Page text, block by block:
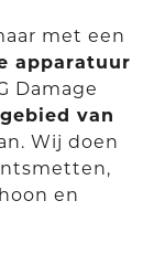
met een
apparatuur
Damage
gebied van
Wij doen
en